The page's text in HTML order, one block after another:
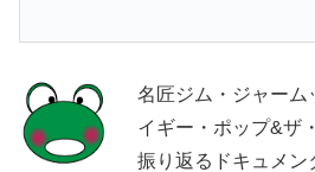
名匠ジム・ジャーム
イギー・ポップ&ザ
振り返るドキュメン